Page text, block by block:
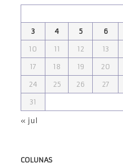
3
4 5 6
10
11 12 13
17
18 19 20
24
25 26 27
31
« jul
COLUNAS